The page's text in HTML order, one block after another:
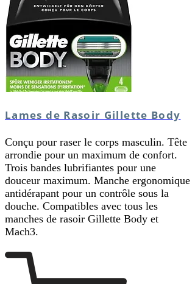
Lames de Rasoir Gillette Body
Conçu pour raser le corps masculin. Tête
arrondie pour un maximum de confort.
Trois bandes lubrifiantes pour une
douceur maximum. Manche ergonomique
antidérapant pour un contrôle sous la
douche. Compatibles avec tous les
manches de rasoir Gillette Body et
Mach3.